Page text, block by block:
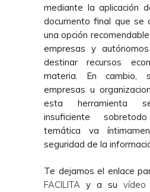
mediante la aplicación
documento final que se
una opción
empresas y
destinar recursos
materia. En cambio,
empresas u
esta herramienta
insuficiente
temática va
seguridad de la
Te dejamos el enlace
FACILITA y a su vídeo